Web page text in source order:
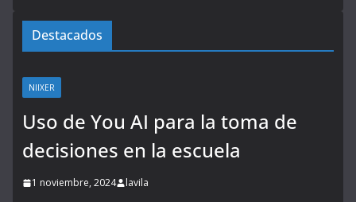
Destacados
NIIXER
Uso de You AI para la toma de
decisiones en la escuela
1 noviembre, 2024 lavila